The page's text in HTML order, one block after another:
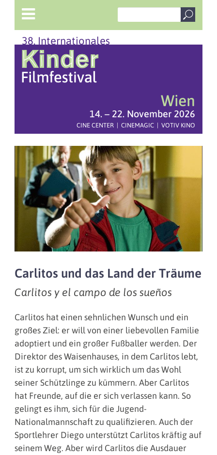
38. Internationales
Wien
14. – 22. November 2026
CINE CENTER | CINEMAGIC | VOTIV KINO
Carlitos und das Land der Träume
Carlitos y el campo de los sueños
Carlitos hat einen sehnlichen Wunsch und ein
großes Ziel: er will von einer liebevollen Familie
adoptiert und ein großer Fußballer werden. Der
Direktor des Waisenhauses, in dem Carlitos lebt,
ist zu korrupt, um sich wirklich um das Wohl
seiner Schützlinge zu kümmern. Aber Carlitos
hat Freunde, auf die er sich verlassen kann. So
gelingt es ihm, sich für die Jugend-
Nationalmannschaft zu qualifizieren. Auch der
Sportlehrer Diego unterstützt Carlitos kräftig auf
seinem Weg. Aber wird Carlitos die Ausdauer